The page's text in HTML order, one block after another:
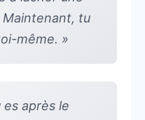
tu
même. »
es après le